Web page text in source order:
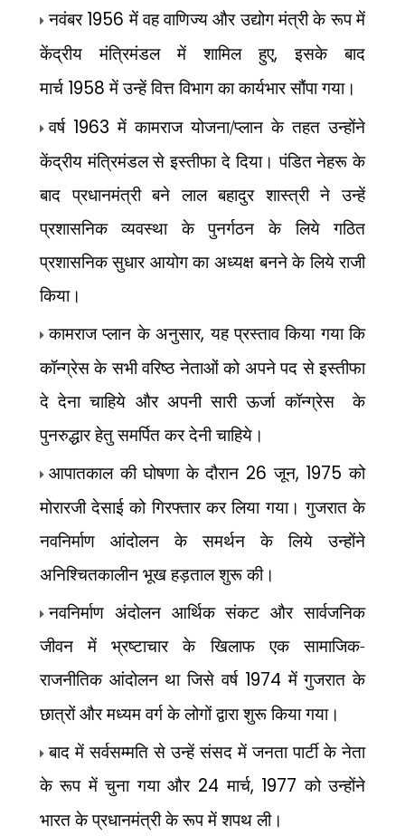
नवंबर 1956 में वह वाणिज्य और उद्योग मंत्री के रूप में
केंद्रीय मंत्रिमंडल में शामिल हुए,इसके बाद
मार्च 1958 में उन्हें वित्त विभाग का कार्यभार सौंपा गया।
वर्ष 1963 में कामराज योजना/प्लान के तहत उन्होंने
केंद्रीय मंत्रिमंडल से इस्तीफा दे दिया। पंडित नेहरू के
बाद प्रधानमंत्री बने लाल बहादुर शास्त्री ने उन्हें
प्रशासनिक व्यवस्था के पुनर्गठन के लिये गठित
प्रशासनिक सुधार आयोग का अध्यक्ष बनने के लिये राजी
किया।
कामराज प्लान के अनुसार,यह प्रस्ताव किया गया कि
कॉन्ग्रेस के सभी वरिष्ठ नेताओं को अपने पद से इस्तीफा
दे देना चाहिये और अपनी सारी ऊर्जा कॉन्ग्रेस के
पुनरुद्धार हेतु समर्पित कर देनी चाहिये।
आपातकाल की घोषणा के दौरान 26 जून, 1975 को
मोरारजी देसाई को गिरफ्तार कर लिया गया। गुजरात के
नवनिर्माण आंदोलन के समर्थन के लिये उन्होंने
अनिश्चितकालीन भूख हड़ताल शुरू की।
नवनिर्माण अंदोलन आर्थिक संकट और सार्वजनिक
जीवन में भ्रष्टाचार के खिलाफ एक सामाजिक-
राजनीतिक आंदोलन था जिसे वर्ष 1974 में गुजरात के
छात्रों और मध्यम वर्ग के लोगों द्वारा शुरू किया गया।
बाद में सर्वसम्मति से उन्हें संसद में जनता पार्टी के नेता
के रूप में चुना गया और 24 मार्च, 1977 को उन्होंने
भारत के प्रधानमंत्री के रूप में शपथ ली।